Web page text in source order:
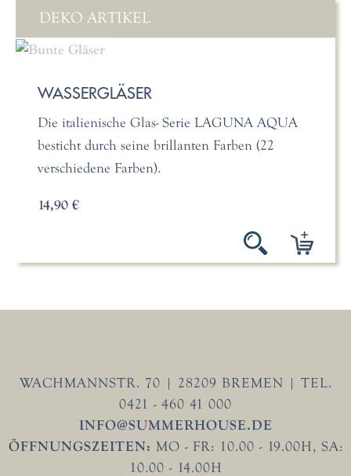
DEKO ARTIKEL
WASSERGLÄSER
Die italienische Glas- Serie LAGUNA AQUA
besticht durch seine brillanten Farben (22
verschiedene Farben).
14,90 €
WACHMANNSTR. 70 | 28209 BREMEN | TEL.
0421 - 460 41 000
INFO@SUMMERHOUSE.DE
ÖFFNUNGSZEITEN: MO - FR: 10.00 - 19.00H, SA:
10.00 - 14.00H